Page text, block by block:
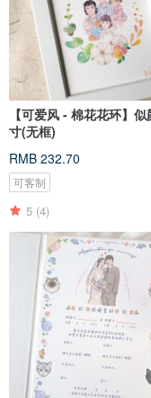
【可爱风 - 棉花花环】
寸(无框)
RMB 232.70
可客制
5 (4)